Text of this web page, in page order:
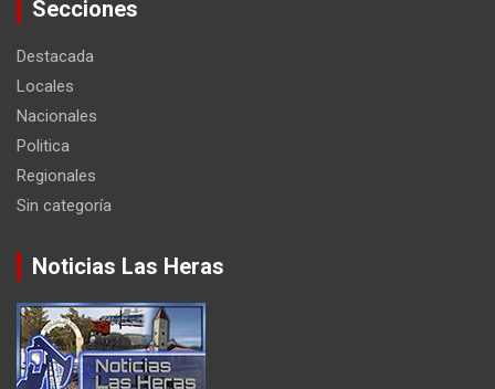
Secciones
Destacada
Locales
Nacionales
Politica
Regionales
Sin categoría
Noticias Las Heras